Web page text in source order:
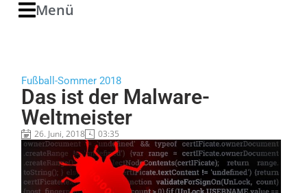
Menü
Fußball-Sommer 2018
Das ist der Malware-
Weltmeister
26. Juni, 2018 03:35